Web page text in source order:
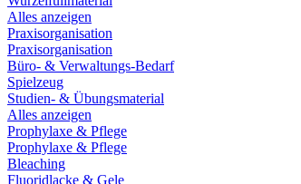
Alles anzeigen
Praxisorganisation
Praxisorganisation
Büro- & Verwaltungs-Bedarf
Spielzeug
Studien- & Übungsmaterial
Alles anzeigen
Prophylaxe & Pflege
Prophylaxe & Pflege
Bleaching
Fluoridlacke & Gele